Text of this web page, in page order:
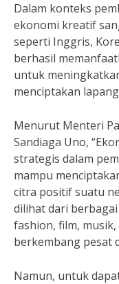
Dalam konteks
ekonomi kreatif
seperti Inggris,
berhasil
untuk
menciptakan
Menurut Menteri
Sandiaga Uno,
strategis dalam
mampu
citra positif suatu
dilihat dari
fashion, film,
berkembang pesat
Namun, untuk